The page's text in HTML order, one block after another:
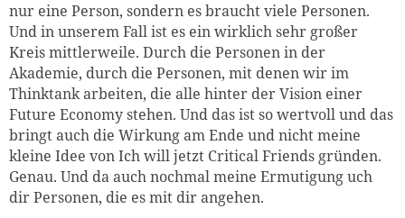
nur eine Person, sondern es braucht viele Personen.
Und in unserem Fall ist es ein wirklich sehr großer
Kreis mittlerweile. Durch die Personen in der
Akademie, durch die Personen, mit denen wir im
Thinktank arbeiten, die alle hinter der Vision einer
Future Economy stehen. Und das ist so wertvoll und das
bringt auch die Wirkung am Ende und nicht meine
kleine Idee von Ich will jetzt Critical Friends gründen.
Genau. Und da auch nochmal meine Ermutigung uch
dir Personen, die es mit dir angehen.